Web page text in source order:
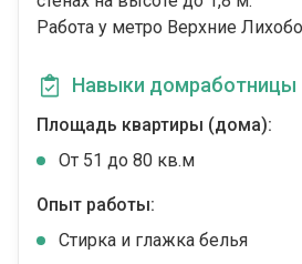
Работа у метро Верхние
Навыки домработницы
Площадь квартиры (дома):
От 51 до 80 кв.м
Опыт работы:
Стирка и глажка белья